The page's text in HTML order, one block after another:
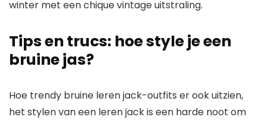
winter met een chique vintage uitstraling.
Tips en trucs: hoe style je een
bruine jas?
Hoe trendy bruine leren jack-outfits er ook uitzien,
het stylen van een leren jack is een harde noot om